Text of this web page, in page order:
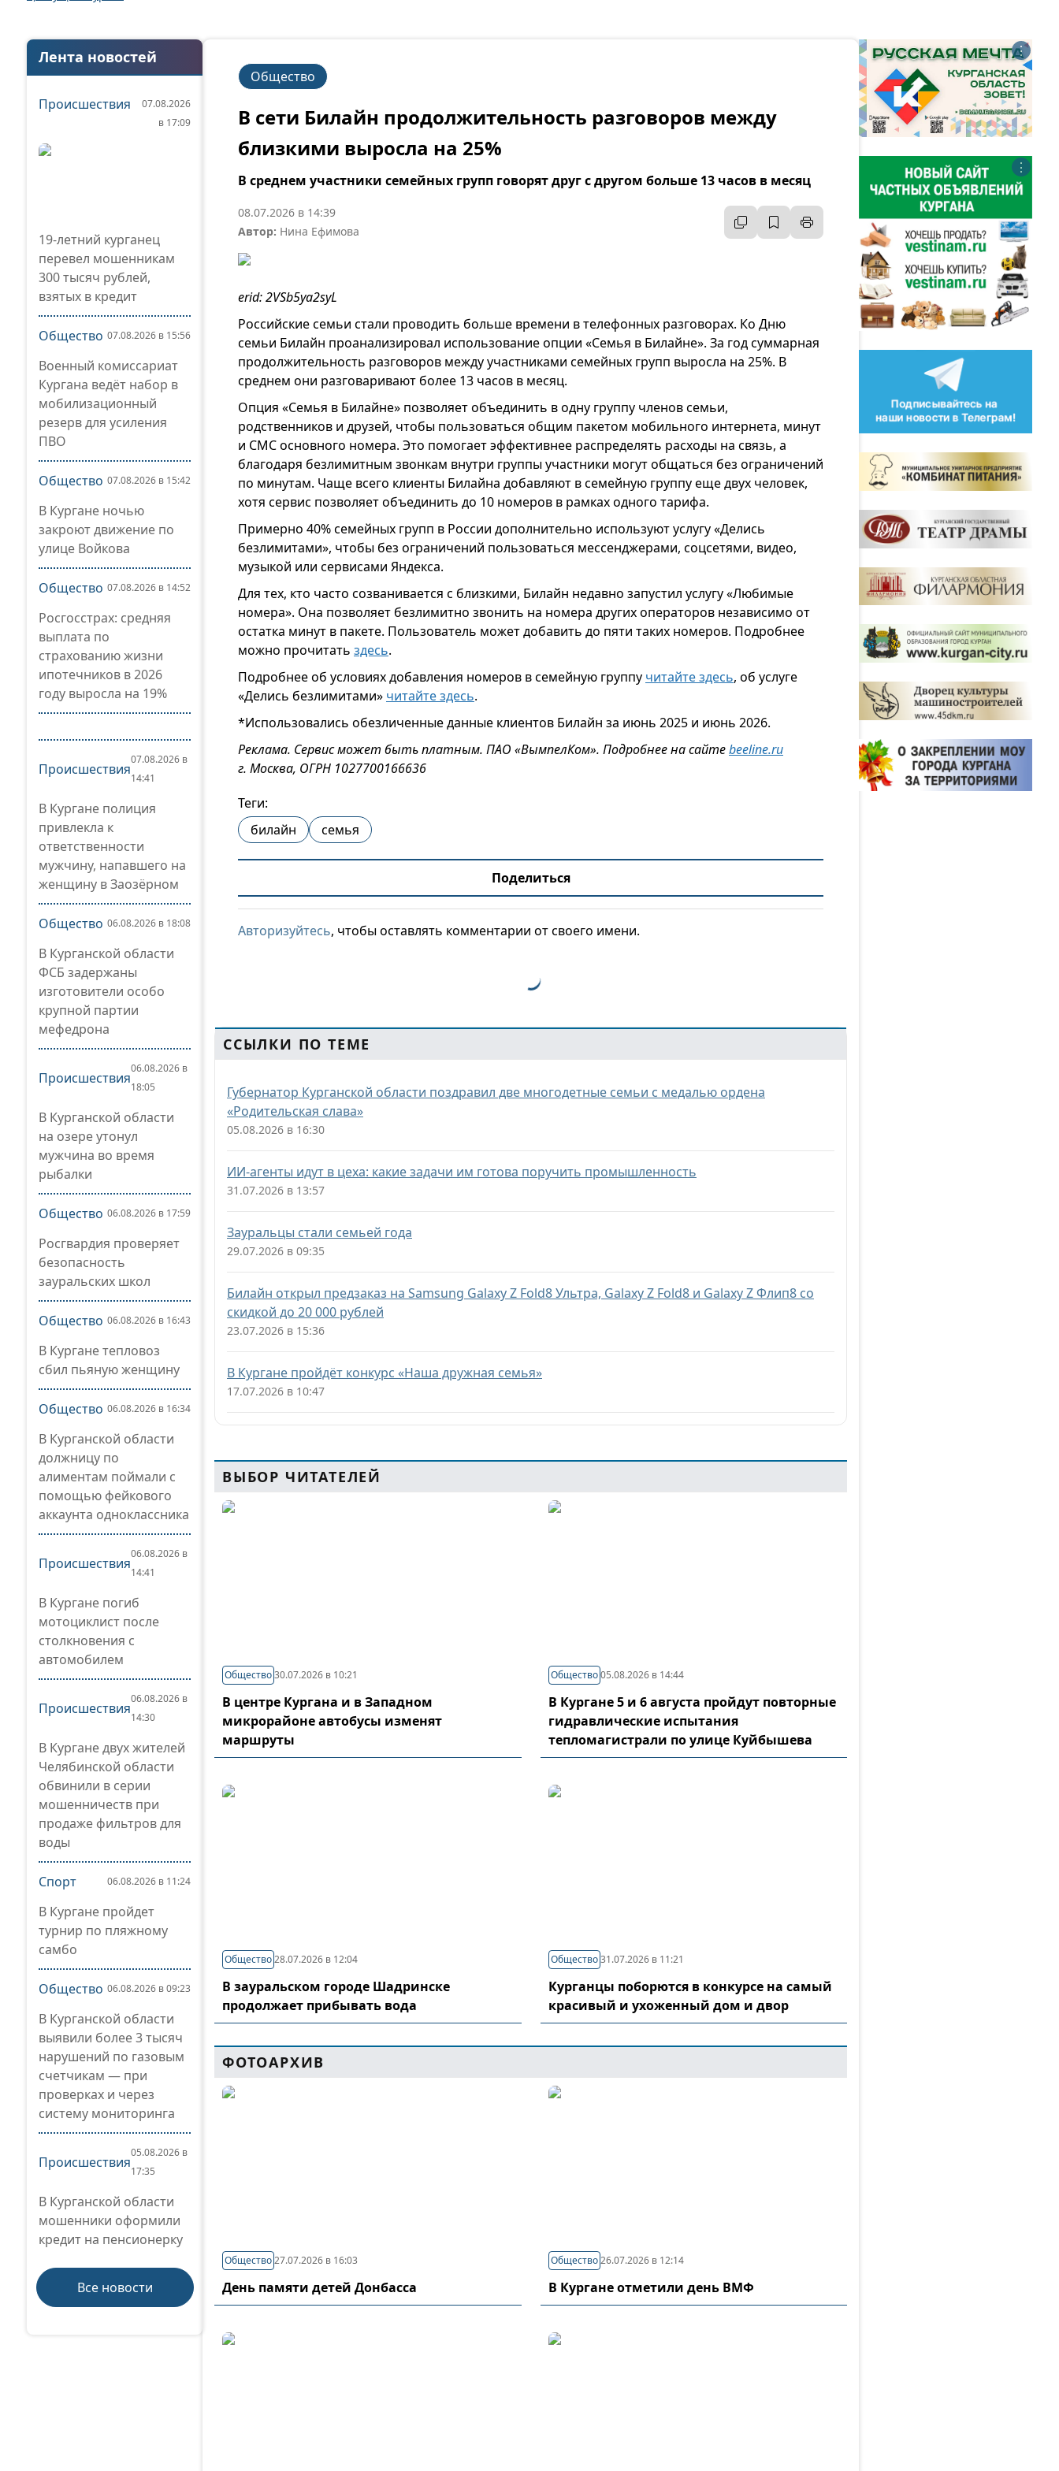
Лента новостей
Происшествия
07.08.2026
в 17:09
19-летний курганец
перевел мошенникам
300 тысяч рублей,
взятых в кредит
Общество 07.08.2026 в 15:56
Военный комиссариат
Кургана ведёт набор в
мобилизационный
резерв для усиления
ПВО
Общество 07.08.2026 в 15:42
В Кургане ночью
закроют движение по
улице Войкова
Общество 07.08.2026 в 14:52
Росгосстрах: средняя
выплата по
страхованию жизни
ипотечников в 2026
году выросла на 19%
Происшествия
07.08.2026 в
14:41
В Кургане полиция
привлекла к
ответственности
мужчину, напавшего на
женщину в Заозёрном
Общество 06.08.2026 в 18:08
В Курганской области
ФСБ задержаны
изготовители особо
крупной партии
мефедрона
Происшествия
06.08.2026 в
18:05
В Курганской области
на озере утонул
мужчина во время
рыбалки
Общество 06.08.2026 в 17:59
Росгвардия проверяет
безопасность
зауральских школ
Общество 06.08.2026 в 16:43
В Кургане тепловоз
сбил пьяную женщину
Общество 06.08.2026 в 16:34
В Курганской области
должницу по
алиментам поймали с
помощью фейкового
аккаунта одноклассника
Происшествия
06.08.2026 в
14:41
В Кургане погиб
мотоциклист после
столкновения с
автомобилем
Происшествия
06.08.2026 в
14:30
В Кургане двух жителей
Челябинской области
обвинили в серии
мошенничеств при
продаже фильтров для
воды
Спорт 06.08.2026 в 11:24
В Кургане пройдет
турнир по пляжному
самбо
Общество 06.08.2026 в 09:23
В Курганской области
выявили более 3 тысяч
нарушений по газовым
счетчикам — при
проверках и через
систему мониторинга
Происшествия
05.08.2026 в
17:35
В Курганской области
мошенники оформили
кредит на пенсионерку
Все новости
Общество
В сети Билайн продолжительность разговоров между
близкими выросла на 25%
В среднем участники семейных групп говорят друг с другом больше 13 часов в месяц
08.07.2026 в 14:39
Автор: Нина Ефимова
erid: 2VSb5ya2syL
Российские семьи стали проводить больше времени в телефонных разговорах. Ко Дню
семьи Билайн проанализировал использование опции «Семья в Билайне». За год суммарная
продолжительность разговоров между участниками семейных групп выросла на 25%. В
среднем они разговаривают более 13 часов в месяц.
Опция «Семья в Билайне» позволяет объединить в одну группу членов семьи,
родственников и друзей, чтобы пользоваться общим пакетом мобильного интернета, минут
и СМС основного номера. Это помогает эффективнее распределять расходы на связь, а
благодаря безлимитным звонкам внутри группы участники могут общаться без ограничений
по минутам. Чаще всего клиенты Билайна добавляют в семейную группу еще двух человек,
хотя сервис позволяет объединить до 10 номеров в рамках одного тарифа.
Примерно 40% семейных групп в России дополнительно используют услугу «Делись
безлимитами», чтобы без ограничений пользоваться мессенджерами, соцсетями, видео,
музыкой или сервисами Яндекса.
Для тех, кто часто созванивается с близкими, Билайн недавно запустил услугу «Любимые
номера». Она позволяет безлимитно звонить на номера других операторов независимо от
остатка минут в пакете. Пользователь может добавить до пяти таких номеров. Подробнее
можно прочитать здесь.
Подробнее об условиях добавления номеров в семейную группу читайте здесь, об услуге
«Делись безлимитами» читайте здесь.
*Использовались обезличенные данные клиентов Билайн за июнь 2025 и июнь 2026.
Реклама. Сервис может быть платным. ПАО «ВымпелКом». Подробнее на сайтеbeeline.ru
г. Москва, ОГРН 1027700166636
Теги:
билайн
семья
Поделиться
Авторизуйтесь, чтобы оставлять комментарии от своего имени.
ССЫЛКИ ПО ТЕМЕ
Губернатор Курганской области поздравил две многодетные семьи с медалью ордена
«Родительская слава»
05.08.2026 в 16:30
ИИ-агенты идут в цеха: какие задачи им готова поручить промышленность
31.07.2026 в 13:57
Зауральцы стали семьей года
29.07.2026 в 09:35
Билайн открыл предзаказ на Samsung Galaxy Z Fold8 Ультра, Galaxy Z Fold8 и Galaxy Z Флип8 со
скидкой до 20 000 рублей
23.07.2026 в 15:36
В Кургане пройдёт конкурс «Наша дружная семья»
17.07.2026 в 10:47
ВЫБОР ЧИТАТЕЛЕЙ
Общество30.07.2026 в 10:21
В центре Кургана и в Западном
микрорайоне автобусы изменят
маршруты
Общество 05.08.2026 в 14:44
В Кургане 5 и 6 августа пройдут повторные
гидравлические испытания
тепломагистрали по улице Куйбышева
Общество28.07.2026 в 12:04
В зауральском городе Шадринске
продолжает прибывать вода
Общество 31.07.2026 в 11:21
Курганцы поборются в конкурсе на самый
красивый и ухоженный дом и двор
ФОТОАРХИВ
Общество27.07.2026 в 16:03
День памяти детей Донбасса
Общество 26.07.2026 в 12:14
В Кургане отметили день ВМФ
⋮
⋮